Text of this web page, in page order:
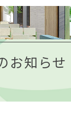
お知らせ